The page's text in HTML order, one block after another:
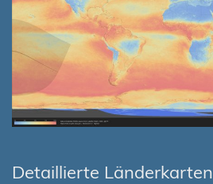
Detaillierte Länderkarten